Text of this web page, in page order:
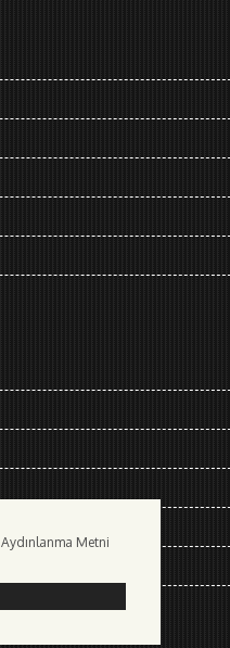
Metni
Verilerin Korunması